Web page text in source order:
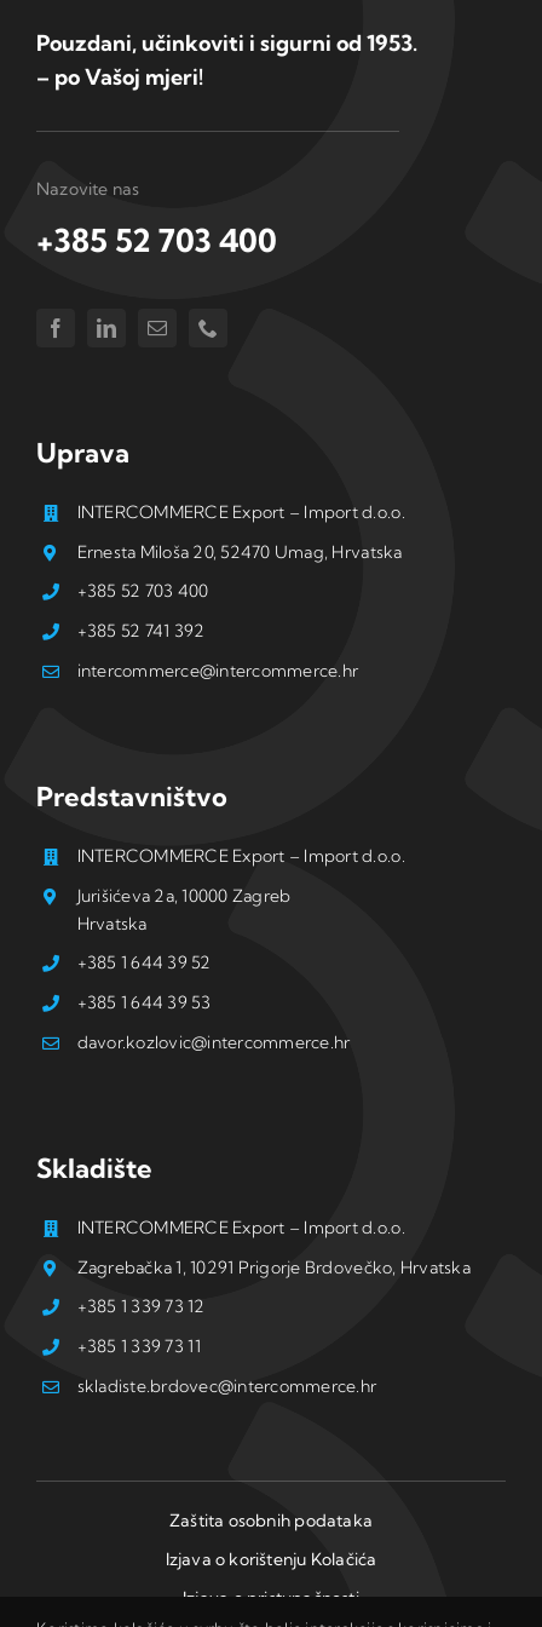
Pouzdani, učinkoviti i sigurni od 1953.
– po Vašoj mjeri!
Nazovite nas
+385 52 703 400
Uprava
INTERCOMMERCE Export – Import d.o.o.
Ernesta Miloša 20, 52470 Umag, Hrvatska
+385 52 703 400
+385 52 741 392
intercommerce@intercommerce.hr
Predstavništvo
INTERCOMMERCE Export – Import d.o.o.
Jurišićeva 2a, 10000 Zagreb
Hrvatska
+385 1 644 39 52
+385 1 644 39 53
davor.kozlovic@intercommerce.hr
Skladište
INTERCOMMERCE Export – Import d.o.o.
Zagrebačka 1, 10291 Prigorje Brdovečko, Hrvatska
+385 1 339 73 12
+385 1 339 73 11
skladiste.brdovec@intercommerce.hr
Zaštita osobnih podataka
Izjava o korištenju Kolačića
Izjava o pristupačnosti